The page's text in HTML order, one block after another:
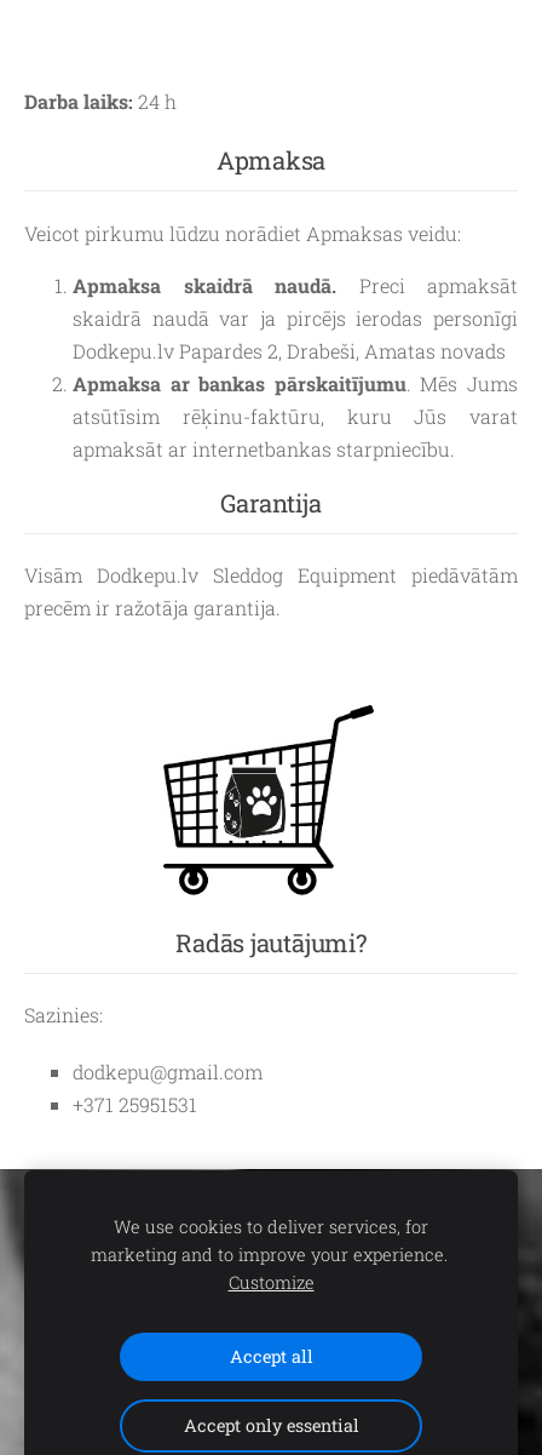
Darba laiks: 24 h
Apmaksa
Veicot pirkumu lūdzu norādiet Apmaksas veidu:
Apmaksa skaidrā naudā. Preci apmaksāt
skaidrā naudā var ja pircējs ierodas personīgi
Dodkepu.lv Papardes 2, Drabeši, Amatas novads
Apmaksa ar bankas pārskaitījumu. Mēs Jums
atsūtīsim rēķinu-faktūru, kuru Jūs varat
apmaksāt ar internetbankas starpniecību.
Garantija
Visām Dodkepu.lv Sleddog Equipment piedāvātām
precēm ir ražotāja garantija.
Radās jautājumi?
Sazinies:
dodkepu@gmail.com
+371 25951531
Sīkdatnes
Vasaras/ Bez sniega sezona
We use cookies to deliver services, for
marketing and to improve your experience.
Customize
Accept all
Accept only essential